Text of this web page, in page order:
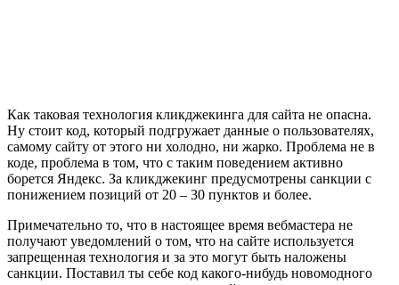
Как таковая технология кликджекинга для сайта не опасна.
Ну стоит код, который подгружает данные о пользователях,
самому сайту от этого ни холодно, ни жарко. Проблема не в
коде, проблема в том, что с таким поведением активно
борется Яндекс. За кликджекинг предусмотрены санкции с
понижением позиций от 20 – 30 пунктов и более.
Примечательно то, что в настоящее время вебмастера не
получают уведомлений о том, что на сайте используется
запрещенная технология и за это могут быть наложены
санкции. Поставил ты себе код какого-нибудь новомодного